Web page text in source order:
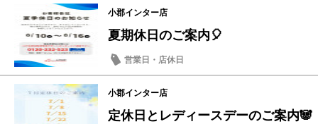
小郡インター店
夏期休日のご案内🎈
営業日・店休日
小郡インター店
定休日とレディースデーのご案内🐼